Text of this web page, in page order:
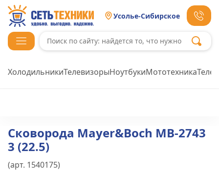
Усолье-Сибирское
ХолодильникиТелевизорыНоутбукиМототехника
Сковорода Mayer&Boch MB-2743
3 (22.5)
(арт. 1540175)